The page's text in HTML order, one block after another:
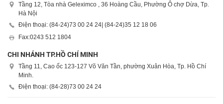
Tầng 12, Tòa nhà Geleximco , 36 Hoàng Cầu, Phường Ô chợ Dừa, Tp.
Hà Nội
Điện thoại: (84-24)73 00 24 24| (84-24)35 12 18 06
Fax:0243 512 1804
CHI NHÁNH TP.HỒ CHÍ MINH
Tầng 11, Cao ốc 123-127 Võ Văn Tần, phường Xuân Hòa, Tp. Hồ Chí
Minh.
Điện thoại: (84-28)73 00 24 24